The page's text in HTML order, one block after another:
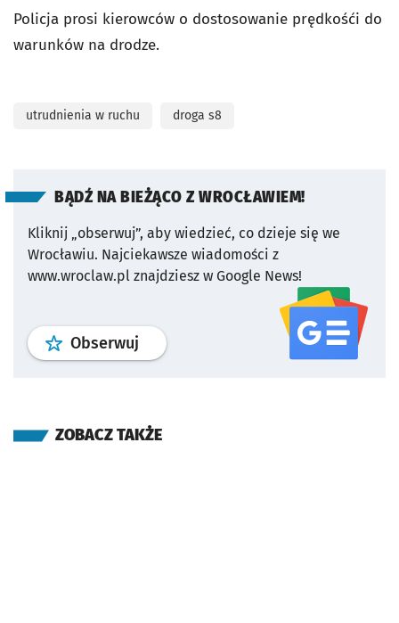
Policja prosi kierowców o dostosowanie prędkośći do
warunków na drodze.
utrudnienia w ruchu droga s8
BĄDŹ NA BIEŻĄCO Z WROCŁAWIEM!
Kliknij „obserwuj”, aby wiedzieć, co dzieje się we
Wrocławiu. Najciekawsze wiadomości z
www.wroclaw.pl znajdziesz w Google News!
Obserwuj profil serwisu
ZOBACZ TAKŻE